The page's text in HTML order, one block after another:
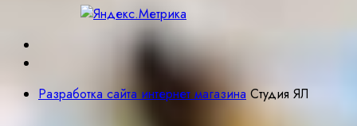
Разработка сайта интернет магазина Студия ЯЛ